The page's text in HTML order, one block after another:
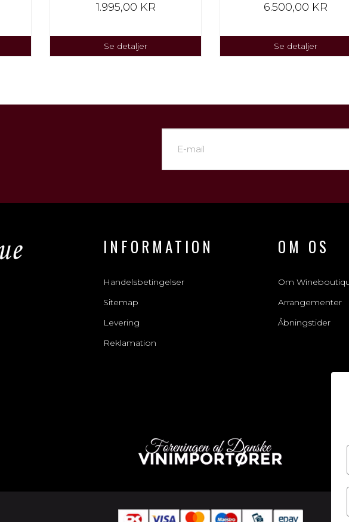
1.995,00 KR
Se detaljer
6.500,00 KR
Se detaljer
INFORMATION
Handelsbetingelser
Sitemap
Levering
Reklamation
OM OS
Om
Arrangementer
Åbningstider